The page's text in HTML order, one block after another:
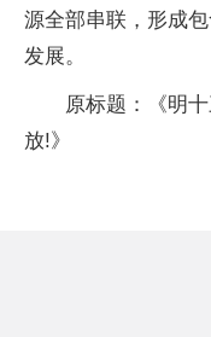
源全部串联，形成
发展。
原标题：《明
放!》